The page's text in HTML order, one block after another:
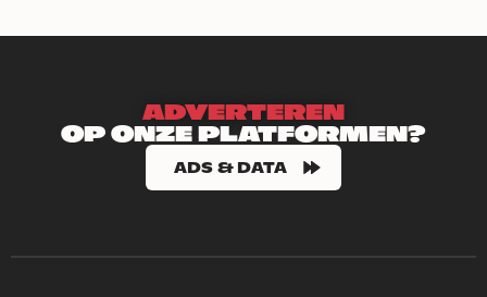
ADVERTEREN
OP ONZE PLATFORMEN?
ADS & DATA